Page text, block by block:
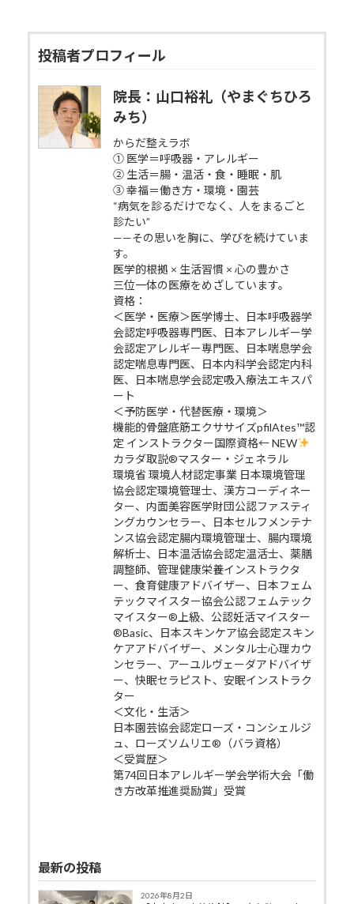
投稿者プロフィール
院長：山口裕礼（やまぐちひろ
みち）
からだ整えラボ
① 医学＝呼吸器・アレルギー
② 生活＝腸・温活・食・睡眠・肌
③ 幸福＝働き方・環境・園芸
“病気を診るだけでなく、人をまるごと
診たい”
——その思いを胸に、学びを続けていま
す。
医学的根拠 × 生活習慣 × 心の豊かさ
三位一体の医療をめざしています。
資格：
＜医学・医療＞医学博士、日本呼吸器学
会認定呼吸器専門医、日本アレルギー学
会認定アレルギー専門医、日本喘息学会
認定喘息専門医、日本内科学会認定内科
医、日本喘息学会認定吸入療法エキスパ
ート
＜予防医学・代替医療・環境＞
機能的骨盤底筋エクササイズpfilAtes™認
定 インストラクター国際資格← NEW
カラダ取説®マスター・ジェネラル
環境省 環境人材認定事業 日本環境管理
協会認定環境管理士、漢方コーディネー
ター、内面美容医学財団公認ファスティ
ングカウンセラー、日本セルフメンテナ
ンス協会認定腸内環境管理士、腸内環境
解析士、日本温活協会認定温活士、薬膳
調整師、管理健康栄養インストラクタ
ー、食育健康アドバイザー、日本フェム
テックマイスター協会公認フェムテック
マイスター®上級、公認妊活マイスター
®Basic、日本スキンケア協会認定スキン
ケアアドバイザー、メンタル士心理カウ
ンセラー、アーユルヴェーダアドバイザ
ー、快眠セラピスト、安眠インストラク
ター
＜文化・生活＞
日本園芸協会認定ローズ・コンシェルジ
ュ、ローズソムリエ®（バラ資格）
＜受賞歴＞
第74回日本アレルギー学会学術大会「働
き方改革推進奨励賞」受賞
最新の投稿
2026年8月2日